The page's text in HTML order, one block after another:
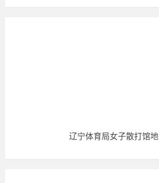
辽宁体育局女子散打馆地